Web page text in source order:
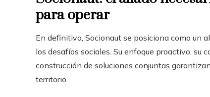
para operar
En definitiva, Socionaut se posiciona como un
los desafíos sociales. Su enfoque proactivo, su
construcción de soluciones conjuntas
territorio.